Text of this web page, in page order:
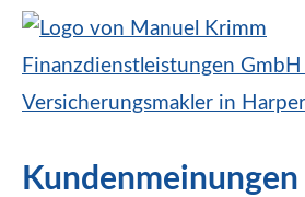
Kundenmeinungen